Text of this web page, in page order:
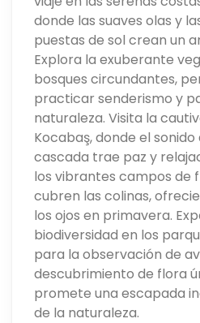
donde las suaves olas y
puestas de sol crean un
Explora la exuberante
bosques circundantes,
practicar senderismo y
naturaleza. Visita la
Kocabaş, donde el
cascada trae paz y
los vibrantes campos de
cubren las colinas,
los ojos en primavera.
biodiversidad en los
para la observación de
descubrimiento de flora
promete una escapada
de la naturaleza.